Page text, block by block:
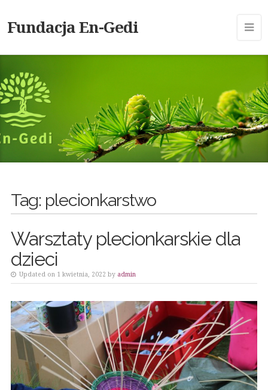
Fundacja En-Gedi
Tag: plecionkarstwo
Warsztaty plecionkarskie dla
dzieci
Updated on 1 kwietnia, 2022 by admin